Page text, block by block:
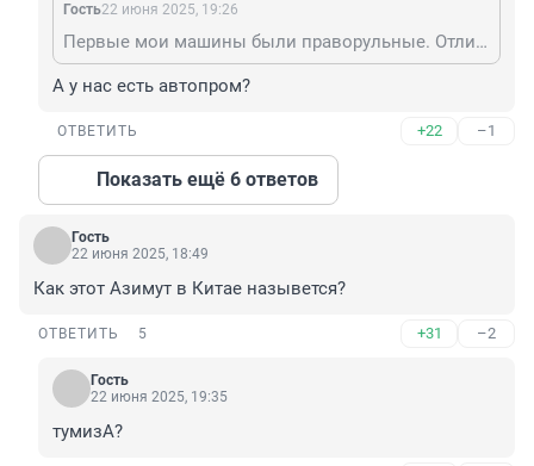
Гость22 июня 2025, 19:26
Первые мои машины были праворульные. Отличные, беспроблемные. Вспоминаю с удовольствием. Нашему автопрому до них как до луны. И даже дальше.
А у нас есть автопром?
ОТВЕТИТЬ +22 –1
Показать ещё 6 ответов
Гость
22 июня 2025, 18:49
Как этот Азимут в Китае назывется?
ОТВЕТИТЬ 5 +31 –2
Гость
22 июня 2025, 19:35
тумизА?